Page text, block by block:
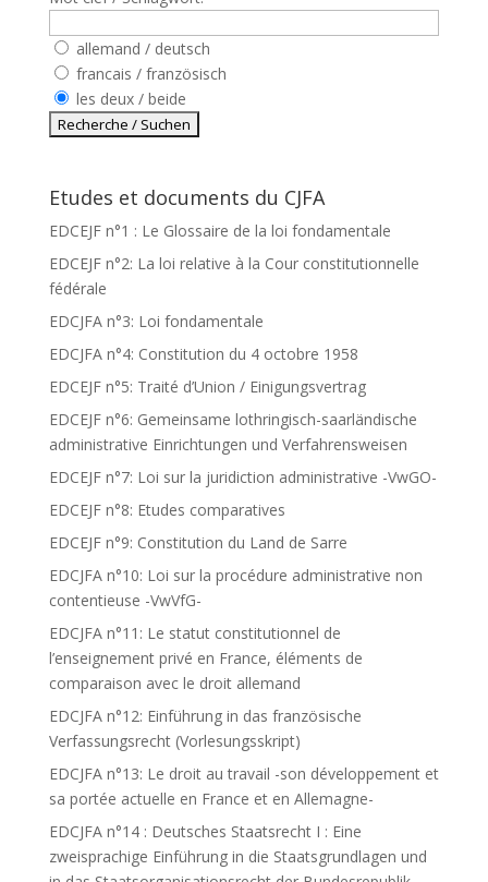
allemand / deutsch
francais / französisch
les deux / beide
Etudes et documents du CJFA
EDCEJF n°1 : Le Glossaire de la loi fondamentale
EDCEJF n°2: La loi relative à la Cour constitutionnelle
fédérale
EDCJFA n°3: Loi fondamentale
EDCJFA n°4: Constitution du 4 octobre 1958
EDCEJF n°5: Traité d’Union / Einigungsvertrag
EDCEJF n°6: Gemeinsame lothringisch-saarländische
administrative Einrichtungen und Verfahrensweisen
EDCEJF n°7: Loi sur la juridiction administrative -VwGO-
EDCEJF n°8: Etudes comparatives
EDCEJF n°9: Constitution du Land de Sarre
EDCJFA n°10: Loi sur la procédure administrative non
contentieuse -VwVfG-
EDCJFA n°11: Le statut constitutionnel de
l’enseignement privé en France, éléments de
comparaison avec le droit allemand
EDCJFA n°12: Einführung in das französische
Verfassungsrecht (Vorlesungsskript)
EDCJFA n°13: Le droit au travail -son développement et
sa portée actuelle en France et en Allemagne-
EDCJFA n°14 : Deutsches Staatsrecht I : Eine
zweisprachige Einführung in die Staatsgrundlagen und